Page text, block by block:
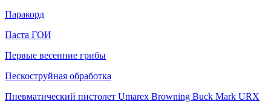
Паракорд
Паста ГОИ
Первые весенние грибы
Пескоструйная обработка
Пневматический пистолет Umarex Browning Buck Mark URX